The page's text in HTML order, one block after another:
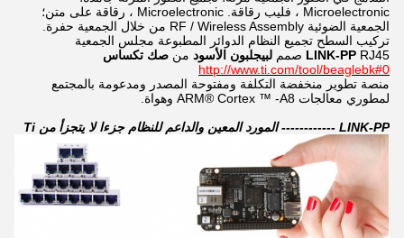
Microelectronic ، فليب رقاقة. Microelectronic ، رقاقة على متن؛
الجمعية الضوئية RF / Wireless Assembly من خلال الجمعية حفرة.
تركيب السطح تجميع النظام الدوائر المطبوعة مجلس الجمعية
LINK-PP RJ45 صمم لبيجلبون الأسود من صك تكساس
http://www.ti.com/tool/beaglebk#0
منصة تطوير منخفضة التكلفة ومفتوحة المصدر ومدعومة بالمجتمع
لمطوري معالجات ARM® Cortex ™ -A8 وهواة.
LINK-PP ------------ المورد المعين والداعم للنظام جزءا لا يتجزأ من Ti